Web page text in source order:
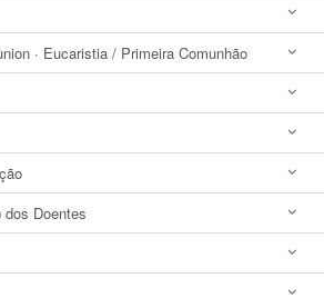
· Eucaristia / Primeira Comunhão
dos Doentes